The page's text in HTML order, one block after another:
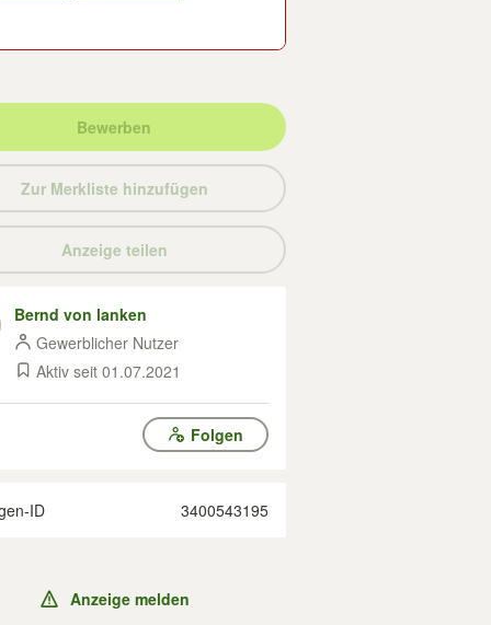
Bewerben
Zur Merkliste hinzufügen
Anzeige teilen
Bernd von lanken
Gewerblicher Nutzer
Aktiv seit 01.07.2021
Folgen
ID 3400543195
Anzeige melden